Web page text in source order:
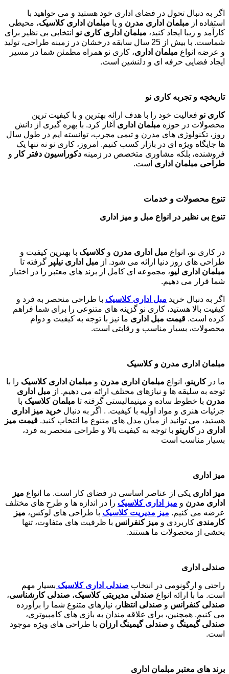
اگر به دنبال تحول در فضای اداری خود هستید و می خواهید با
استفاده از مبلمان اداری مدرن و یا مبلمان اداری کلاسیک، محیطی
کارآمد و زیبا ایجاد کنید، مبلمان اداری کاری نو انتخابی بی نظیر برای
شماست. با بیش از 25 سال سابقه درخشان در زمینه طراحی، تولید
و عرضه انواع مبلمان اداری، کاری نو همراه مطمئن شما در مسیر
ایجاد فضایی حرفه ای و دلنشین است.
تاریخچه و تجربه کاری نو
کاری نو فعالیت خود را با هدف ارائه بهترین و با کیفیت ترین
محصولات در حوزه مبلمان اداری آغاز کرد. با بهره گیری از دانش
روز، تکنولوژی های مدرن و تیمی مجرب، توانسته ایم در طول سال
ها جایگاه ویژه ای در بازار کسب کنیم. امروز، کاری نو نه تنها یک
فروشنده، بلکه مشاوری متخصص در زمینه دکوراسیون دفتر کار و
طراحی مبلمان اداری است.
تنوع محصولات و خدمات
تنوع بی نظیر در انواع مبل و میز اداری
در کاری نو، انواع مبل اداری مدرن وکلاسیک با بهترین کیفیت و
طراحی های روز دنیا ارائه می شود. از مبل اداری نیلپر گرفته تا
مبلمان اداری لیو، مجموعه ای کامل از برند های معتبر را در اختیار
شما قرار می دهیم.
اگر به دنبال خرید مبل اداری کلاسیک با طراحی منحصر به فرد و
کیفیت بالا هستید، کاری نو گزینه های متنوعی را برای شما فراهم
کرده است. قیمت مبل اداری ما نیز با توجه به کیفیت و دوام
محصولات، بسیار مناسب و رقابتی است.
مبلمان اداری مدرن و کلاسیک
ما درکارینو، انواع مبلمان اداری مدرن و مبلمان اداری کلاسیک را با
توجه به سلیقه ها و نیازهای مختلف ارائه می دهیم. از مبل اداری
مدرن با خطوط ساده و مینیمالیستی گرفته تا مبلمان کلاسیک با
جزئیات هنری و مواد اولیه با کیفیت. . اگر به دنبال خرید میز اداری
هستید، می توانید از میان مدل های متنوع ما انتخاب کنید. قیمت میز
اداری درکارینو با توجه به کیفیت بالا و طراحی منحصر به فرد،
بسیار مناسب است
میز اداری
میز اداری یکی از عناصر اساسی در فضای کار است. ما انواع میز
اداری مدرن و میز اداری کلاسیک را در اندازه ها و طرح های مختلف
عرضه می کنیم. میز مدیریت کلاسیک با طراحی های لوکس، میز
کارمندی کاربردی و میز کنفرانس با ظرفیت های متفاوت، تنها
بخشی از محصولات ما هستند.
صندلی اداری
راحتی و ارگونومی در انتخاب صندلی اداری کلاسیک بسیار مهم
است. ما با ارائه انواع صندلی مدیریتی کلاسیک، صندلی کارشناسی،
صندلی کنفرانس و صندلی انتظار ، نیازهای متنوع شما را برآورده
می کنیم. همچنین، برای علاقه مندان به بازی های کامپیوتری،
صندلی گیمینگ و صندلی گیمینگ ارزان با طراحی های ویژه موجود
است.
برند های معتبر مبلمان اداری